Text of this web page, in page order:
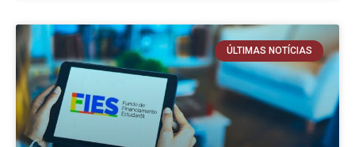
ÚLTIMAS NOTÍCIAS